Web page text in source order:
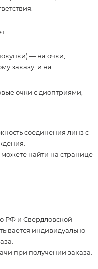
— на очки,
заказу, и на
очки с диоптриями,
соединения линз с
найти на странице
РФ и Свердловской
индивидуально
при получении заказа.